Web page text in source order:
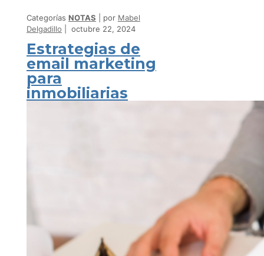
Categorías NOTAS por Mabel
Delgadillo
octubre 22, 2024
Estrategias de
email marketing
para
inmobiliarias